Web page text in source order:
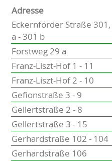
Schwentinental
Preetz
Heide
Bordesholm
Elmshorn
Adresse
Eckernförder Straße 301,
a - 301 b
Forstweg 29 a
Franz-Liszt-Hof 1 - 11
Franz-Liszt-Hof 2 - 10
Gefionstraße 3 - 9
Gellertstraße 2 - 8
Gellertstraße 3 - 15
Gerhardstraße 102 - 104
Gerhardstraße 106